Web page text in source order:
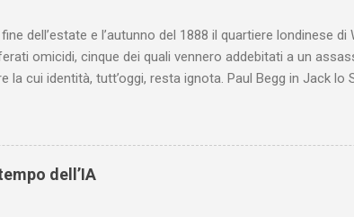
dell’estate e l’autunno del 1888 il quartiere londinese
omicidi, cinque dei quali vennero addebitati a un
la cui identità, tutt’oggi, resta ignota. Paul Begg in Jack lo
(e, in alcuni capitoli, soprattutto) a ricostruire la storia
le lotte intestine al Ministero dell’Interno. Ne esce un
sociale dell'Inghilterra vittoriana era inverosimilmente
che non aveva alcun interesse nei confronti delle
a sapere quali fossero le reali condizioni di vita delle
dell’IA